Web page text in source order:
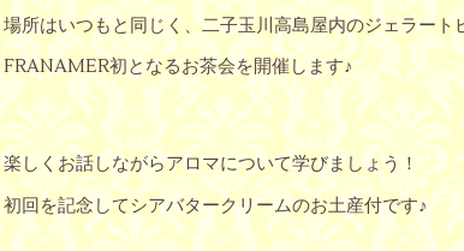
場所はいつもと同じく、二子玉川高島屋内のジェラー
FRANAMER初となるお茶会を開催します♪
楽しくお話しながらアロマについて学びましょう！
初回を記念してシアバタークリームのお土産付です♪